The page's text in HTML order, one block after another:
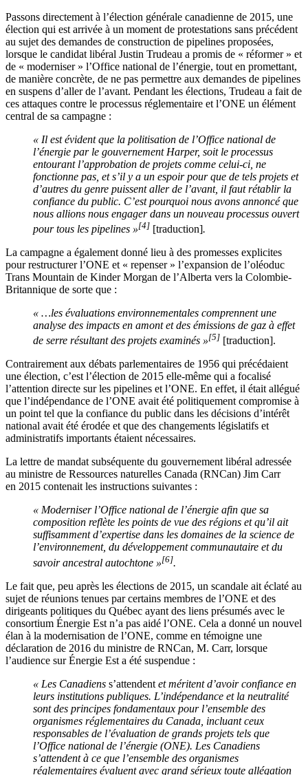
Passons directement à l’élection générale canadienne de 2015, une
élection qui est arrivée à un moment de protestations sans précédent
au sujet des demandes de construction de pipelines proposées,
lorsque le candidat libéral Justin Trudeau a promis de « réformer » et
de « moderniser » l’Office national de l’énergie, tout en promettant,
de manière concrète, de ne pas permettre aux demandes de pipelines
en suspens d’aller de l’avant. Pendant les élections, Trudeau a fait de
ces attaques contre le processus réglementaire et l’ONE un élément
central de sa campagne :
« Il est évident que la politisation de l’Office national de
l’énergie par le gouvernement Harper, soit le processus
entourant l’approbation de projets comme celui-ci, ne
fonctionne pas, et s’il y a un espoir pour que de tels projets et
d’autres du genre puissent aller de l’avant, il faut rétablir la
confiance du public. C’est pourquoi nous avons annoncé que
nous allions nous engager dans un nouveau processus ouvert
pour tous les pipelines »[4] [traduction].
La campagne a également donné lieu à des promesses explicites
pour restructurer l’ONE et « repenser » l’expansion de l’oléoduc
Trans Mountain de Kinder Morgan de l’Alberta vers la Colombie-
Britannique de sorte que :
« …les évaluations environnementales comprennent une
analyse des impacts en amont et des émissions de gaz à effet
de serre résultant des projets examinés »[5] [traduction].
Contrairement aux débats parlementaires de 1956 qui précédaient
une élection, c’est l’élection de 2015 elle-même qui a focalisé
l’attention directe sur les pipelines et l’ONE. En effet, il était allégué
que l’indépendance de l’ONE avait été politiquement compromise à
un point tel que la confiance du public dans les décisions d’intérêt
national avait été érodée et que des changements législatifs et
administratifs importants étaient nécessaires.
La lettre de mandat subséquente du gouvernement libéral adressée
au ministre de Ressources naturelles Canada (RNCan) Jim Carr
en 2015 contenait les instructions suivantes :
« Moderniser l’Office national de l’énergie afin que sa
composition reflète les points de vue des régions et qu’il ait
suffisamment d’expertise dans les domaines de la science de
l’environnement, du développement communautaire et du
savoir ancestral autochtone »[6].
Le fait que, peu après les élections de 2015, un scandale ait éclaté au
sujet de réunions tenues par certains membres de l’ONE et des
dirigeants politiques du Québec ayant des liens présumés avec le
consortium Énergie Est n’a pas aidé l’ONE. Cela a donné un nouvel
élan à la modernisation de l’ONE, comme en témoigne une
déclaration de 2016 du ministre de RNCan, M. Carr, lorsque
l’audience sur Énergie Est a été suspendue :
« Les Canadiens s’attendent et méritent d’avoir confiance en
leurs institutions publiques. L’indépendance et la neutralité
sont des principes fondamentaux pour l’ensemble des
organismes réglementaires du Canada, incluant ceux
responsables de l’évaluation de grands projets tels que
l’Office national de l’énergie (ONE). Les Canadiens
s’attendent à ce que l’ensemble des organismes
réglementaires évaluent avec grand sérieux toute allégation